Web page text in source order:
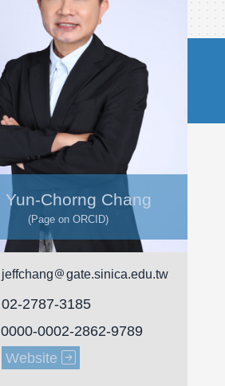
Yun-Chorng Chang
(Page on ORCID)
jeffchang gate.sinica.edu.tw
02-2787-3185
0000-0002-2862-9789
Website